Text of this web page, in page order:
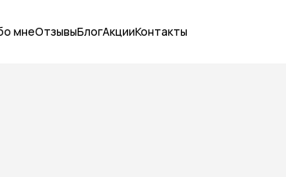
мнеОтзывыБлогАкцииКонтакты